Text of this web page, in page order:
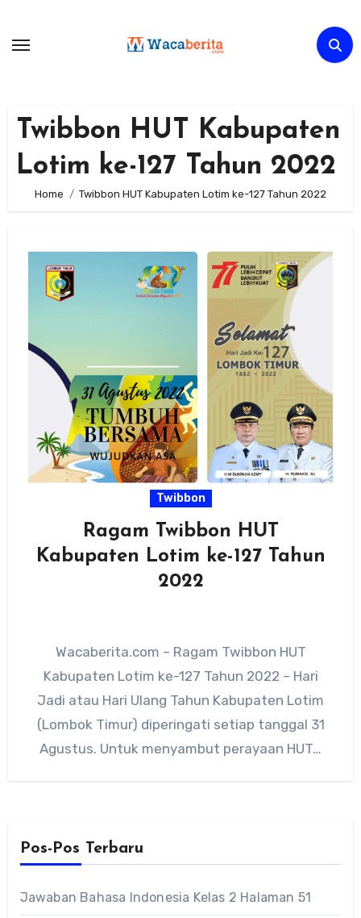
content
Twibbon HUT Kabupaten
Lotim ke-127 Tahun 2022
Home Twibbon HUT Kabupaten Lotim ke-127 Tahun 2022
Twibbon
Ragam Twibbon HUT
Kabupaten Lotim ke-127 Tahun
2022
Wacaberita.com – Ragam Twibbon HUT
Kabupaten Lotim ke-127 Tahun 2022 – Hari
Jadi atau Hari Ulang Tahun Kabupaten Lotim
(Lombok Timur) diperingati setiap tanggal 31
Agustus. Untuk menyambut perayaan HUT…
Pos-Pos Terbaru
Jawaban Bahasa Indonesia Kelas 2 Halaman 51